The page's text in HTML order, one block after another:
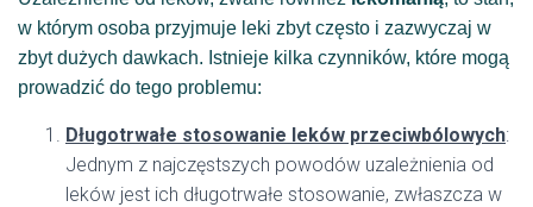
w którym osoba przyjmuje leki zbyt często i zazwyczaj w
zbyt dużych dawkach. Istnieje kilka czynników, które mogą
prowadzić do tego problemu:
Długotrwałe stosowanie leków przeciwbólowych:
Jednym z najczęstszych powodów uzależnienia od
leków jest ich długotrwałe stosowanie, zwłaszcza w